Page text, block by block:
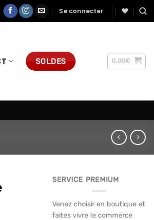
Se connecter
SOLDES 0,00€
SERVICE PREMIUM
Venez choisir en boutique et
faites vivre le commerce